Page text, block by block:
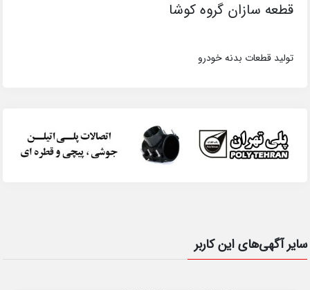
قطعه سازان گروه کوشا
تولید قطعات بدنه خودرو
سایر آگهی‌های این کاربر